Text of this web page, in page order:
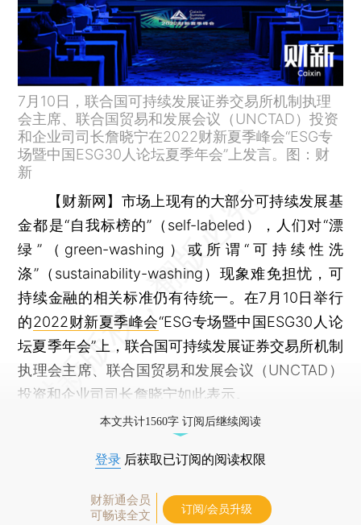
7月10日，联合国可持续发展证券交易所机制执理
会主席、联合国贸易和发展会议（UNCTAD）投资
和企业司司长詹晓宁在2022财新夏季峰会“ESG专
场暨中国ESG30人论坛夏季年会”上发言。图：财
新
【财新网】 市场上现有的大部分可持续发展基
金都是“自我标榜的”（self-labeled），人们对“漂
绿”（green-washing）或所谓“可持续性洗
涤”（sustainability-washing）现象难免担忧，可
持续金融的相关标准仍有待统一。在7月10日举行
的2022财新夏季峰会“ESG专场暨中国ESG30人论
坛夏季年会”上，联合国可持续发展证券交易所机制
执理会主席、联合国贸易和发展会议（UNCTAD）
投资和企业司司长詹晓宁如此表示。
本文共计1560字 订阅后继续阅读
登录 后获取已订阅的阅读权限
财新通会员
可畅读全文
订阅/会员升级